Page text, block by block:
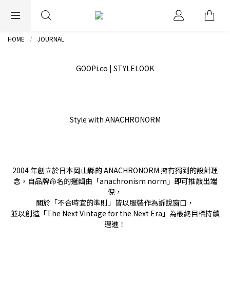
EXPRESS WORLDWIDE SHIPPING
HOME JOURNAL
GOOPi.co | STYLELOOK
Style with ANACHRONORM
2004 年創立於日本岡山縣的 ANACHRONORM 擁有獨到的設計理
念，自品牌命名的邏輯由「anachronism norm」即可推敲出端
倪，
關於「不合時宜的準則」皆以服裝作為訴說窗口，
並以創造「The Next Vintage for the Next Era」為最終目標持續
邁進！